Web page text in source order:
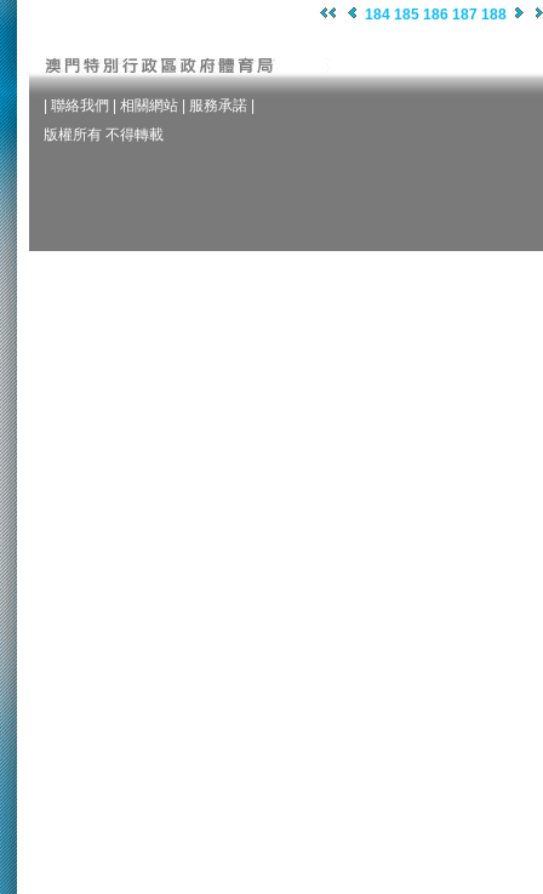
184 185 186 187 188
聯絡我們 相關網站 服務承諾
版權所有 不得轉載